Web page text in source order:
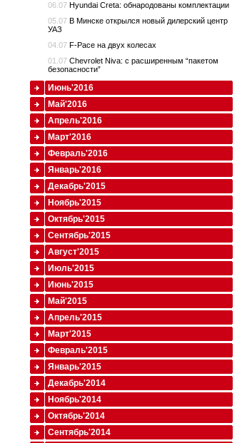
06.07 Hyundai Creta: обнародованы комплектации
05.07 В Минске открылся новый дилерский центр
УАЗ
04.07 F-Pace на двух колесах
01.07 Chevrolet Niva: с расширенным “пакетом
безопасности”
Июнь'2016
Май'2016
Апрель'2016
Март'2016
Февраль'2016
Январь'2016
Декабрь'2015
Ноябрь'2015
Октябрь'2015
Сентябрь'2015
Август'2015
Июль'2015
Июнь'2015
Май'2015
Апрель'2015
Март'2015
Февраль'2015
Январь'2015
Декабрь'2014
Ноябрь'2014
Октябрь'2014
Сентябрь'2014